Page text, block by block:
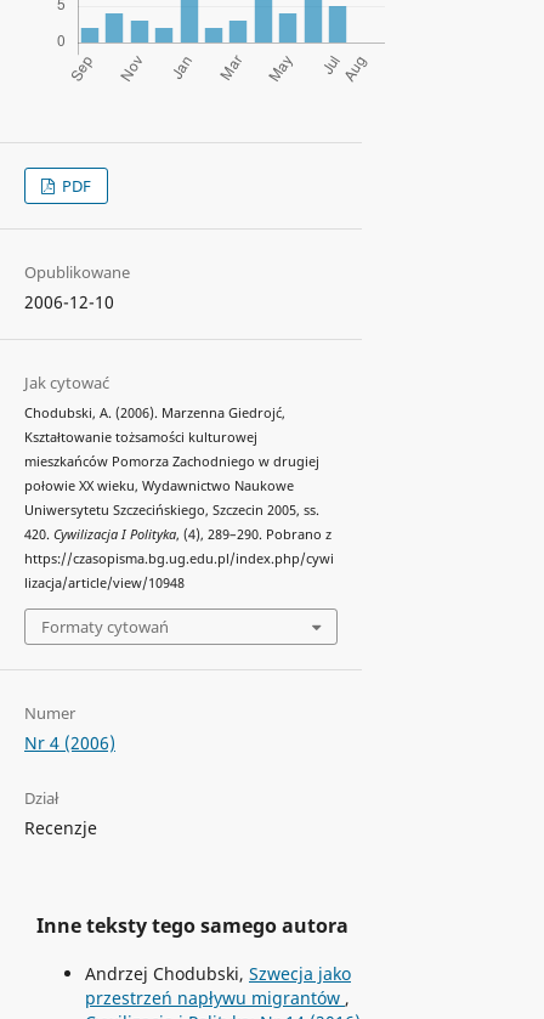
PDF
Opublikowane
2006-12-10
Jak cytować
Chodubski, A. (2006). Marzenna Giedrojć,
Kształtowanie tożsamości kulturowej
mieszkańców Pomorza Zachodniego w drugiej
połowie XX wieku, Wydawnictwo Naukowe
Uniwersytetu Szczecińskiego, Szczecin 2005, ss.
420. Cywilizacja I Polityka, (4), 289–290. Pobrano z
https://czasopisma.bg.ug.edu.pl/index.php/cywi
lizacja/article/view/10948
Formaty cytowań
Numer
Nr 4 (2006)
Dział
Recenzje
Inne teksty tego samego autora
Andrzej Chodubski, Szwecja jako
przestrzeń napływu migrantów ,